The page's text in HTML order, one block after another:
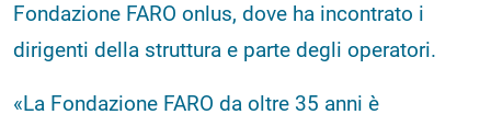
Fondazione FARO onlus, dove ha incontrato i
dirigenti della struttura e parte degli operatori.
«La Fondazione FARO da oltre 35 anni è